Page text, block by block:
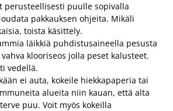
perusteellisesti puulle sopivalla
pakkauksen ohjeita. Mikäli
toista käsittely.
läikkiä puhdistusaineella pesusta
klooriseos jolla peset kalusteet.
vedellä.
ei auta, kokeile hiekkapaperia tai
alueita niin kauan, että alta
puu. Voit myös kokeilla